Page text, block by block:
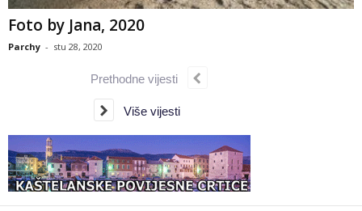
Foto by Jana, 2020
Parchy - stu 28, 2020
Prethodne vijesti
Više vijesti